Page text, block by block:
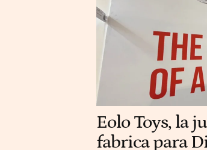
Eolo Toys, la
fabrica para